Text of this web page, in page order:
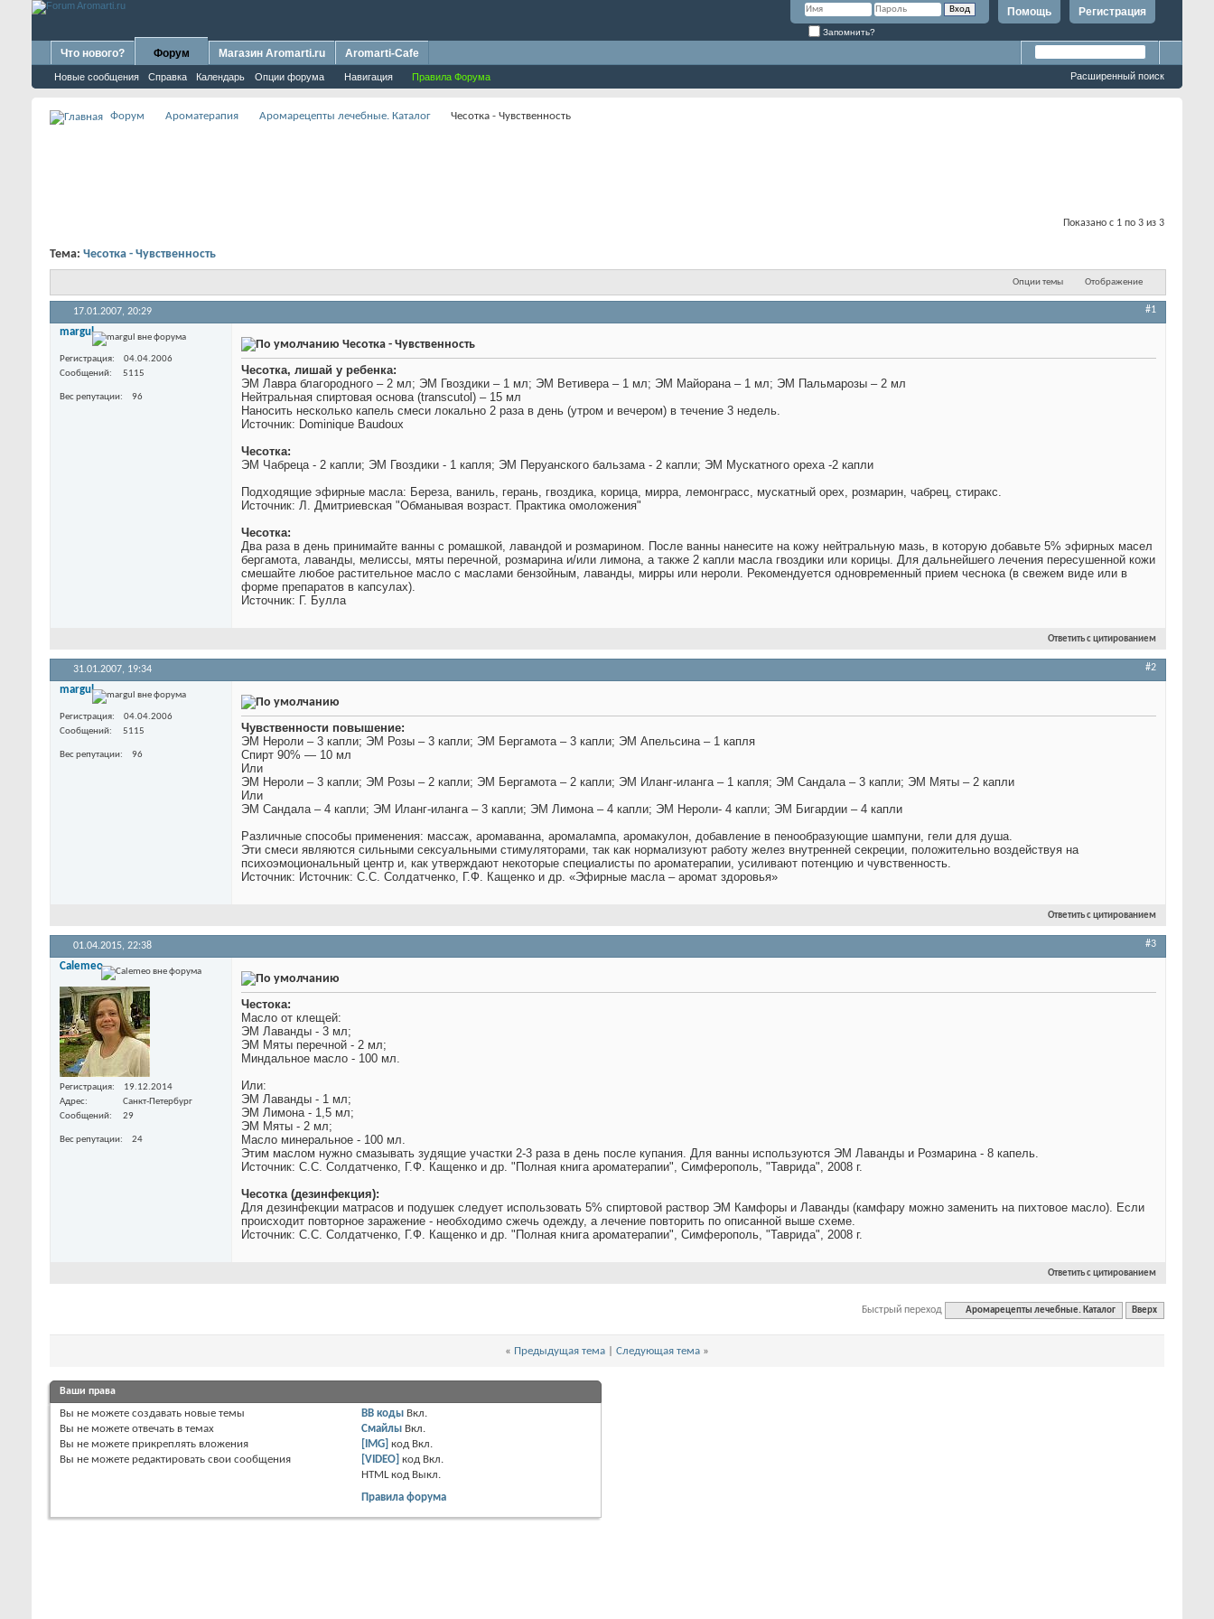
Регистрация
Помощь
Запомнить?
Что нового? Форум
Новые сообщения Справка Календарь Опции форума Навигация Правила Форума
Магазин Aromarti.ru Aromarti-Cafe
Расширенный поиск
Форум Ароматерапия Аромарецепты лечебные. Каталог Чесотка - Чувственность
Показано с 1 по 3 из 3
Тема: Чесотка - Чувственность
Опции темы Отображение
17.01.2007, 20:29 #1
margul
Регистрация
04.04.2006
Сообщений
5115
Вес репутации 96
Чесотка - Чувственность
Чесотка, лишай у ребенка:
ЭМ Лавра благородного – 2 мл; ЭМ Гвоздики – 1 мл; ЭМ Ветивера – 1 мл; ЭМ Майорана – 1 мл; ЭМ Пальмарозы – 2 мл
Нейтральная спиртовая основа (transcutol) – 15 мл
Наносить несколько капель смеси локально 2 раза в день (утром и вечером) в течение 3 недель.
Источник: Dominique Baudoux
Чесотка:
ЭМ Чабреца - 2 капли; ЭМ Гвоздики - 1 капля; ЭМ Перуанского бальзама - 2 капли; ЭМ Мускатного ореха -2 капли
Подходящие эфирные масла: Береза, ваниль, герань, гвоздика, корица, мирра, лемонграсс, мускатный орех, розмарин, чабрец, стиракс.
Источник: Л. Дмитриевская "Обманывая возраст. Практика омоложения"
Чесотка:
Два раза в день принимайте ванны с ромашкой, лавандой и розмарином. После ванны нанесите на кожу нейтральную мазь, в которую добавьте 5% эфирных масел
бергамота, лаванды, мелиссы, мяты перечной, розмарина и/или лимона, а также 2 капли масла гвоздики или корицы. Для дальнейшего лечения пересушенной кожи
смешайте любое растительное масло с маслами бензойным, лаванды, мирры или нероли. Рекомендуется одновременный прием чеснока (в свежем виде или в
форме препаратов в капсулах).
Источник: Г. Булла
Ответить с цитированием
31.01.2007, 19:34 #2
margul
Регистрация
04.04.2006
Сообщений
5115
Вес репутации 96
Чувственности повышение:
ЭМ Нероли – 3 капли; ЭМ Розы – 3 капли; ЭМ Бергамота – 3 капли; ЭМ Апельсина – 1 капля
Спирт 90% — 10 мл
Или
ЭМ Нероли – 3 капли; ЭМ Розы – 2 капли; ЭМ Бергамота – 2 капли; ЭМ Иланг-иланга – 1 капля; ЭМ Сандала – 3 капли; ЭМ Мяты – 2 капли
Или
ЭМ Сандала – 4 капли; ЭМ Иланг-иланга – 3 капли; ЭМ Лимона – 4 капли; ЭМ Нероли- 4 капли; ЭМ Бигардии – 4 капли
Различные способы применения: массаж, аромаванна, аромалампа, аромакулон, добавление в пенообразующие шампуни, гели для душа.
Эти смеси являются сильными сексуальными стимуляторами, так как нормализуют работу желез внутренней секреции, положительно воздействуя на
психоэмоциональный центр и, как утверждают некоторые специалисты по ароматерапии, усиливают потенцию и чувственность.
Источник: Источник: С.С. Солдатченко, Г.Ф. Кащенко и др. «Эфирные масла – аромат здоровья»
Ответить с цитированием
01.04.2015, 22:38 #3
Calemeo
Регистрация
19.12.2014
Адрес
Санкт-Петербург
Сообщений
29
Вес репутации 24
Честока:
Масло от клещей:
ЭМ Лаванды - 3 мл;
ЭМ Мяты перечной - 2 мл;
Миндальное масло - 100 мл.
Или:
ЭМ Лаванды - 1 мл;
ЭМ Лимона - 1,5 мл;
ЭМ Мяты - 2 мл;
Масло минеральное - 100 мл.
Этим маслом нужно смазывать зудящие участки 2-3 раза в день после купания. Для ванны используются ЭМ Лаванды и Розмарина - 8 капель.
Источник: С.С. Солдатченко, Г.Ф. Кащенко и др. "Полная книга ароматерапии", Симферополь, "Таврида", 2008 г.
Чесотка (дезинфекция):
Для дезинфекции матрасов и подушек следует использовать 5% спиртовой раствор ЭМ Камфоры и Лаванды (камфару можно заменить на пихтовое масло). Если
происходит повторное заражение - необходимо сжечь одежду, а лечение повторить по описанной выше схеме.
Источник: С.С. Солдатченко, Г.Ф. Кащенко и др. "Полная книга ароматерапии", Симферополь, "Таврида", 2008 г.
Ответить с цитированием
Быстрый переход Аромарецепты лечебные. Каталог Вверх
« Предыдущая тема Следующая тема »
Ваши права
Вы не можете создавать новые темы
Вы не можете отвечать в темах
Вы не можете прикреплять вложения
Вы не можете редактировать свои сообщения
BB коды Вкл.
Смайлы Вкл.
[IMG] код Вкл.
[VIDEO] код Вкл.
HTML код Выкл.
Правила форума